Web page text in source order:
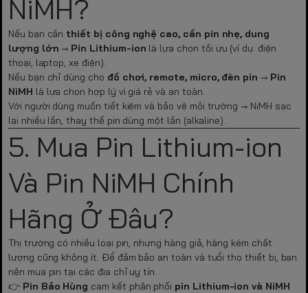
NiMH?
Nếu bạn cần thiết bị công nghệ cao, cần pin nhẹ, dung
lượng lớn → Pin Lithium-ion là lựa chọn tối ưu (ví dụ: điện
thoại, laptop, xe điện).
Nếu bạn chỉ dùng cho đồ chơi, remote, micro, đèn pin → Pin
NiMH là lựa chọn hợp lý vì giá rẻ và an toàn.
Với người dùng muốn tiết kiệm và bảo vệ môi trường → NiMH sạc
lại nhiều lần, thay thế pin dùng một lần (alkaline).
5. Mua Pin Lithium-ion
Và Pin NiMH Chính
Hãng Ở Đâu?
Thị trường có nhiều loại pin, nhưng hàng giả, hàng kém chất
lượng cũng không ít. Để đảm bảo an toàn và tuổi thọ thiết bị, bạn
nên mua pin tại các địa chỉ uy tín.
👉 Pin Bảo Hùng cam kết phân phối pin Lithium-ion và NiMH